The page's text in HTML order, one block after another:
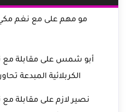
مو مهم على مع نغم
أبو شمس على مقابلة مع
الكربلائية المبدعة
نصير لازم على مقابلة مع